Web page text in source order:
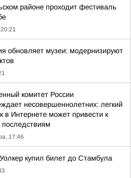
районе проходит фестиваль
обновляет музеи: модернизируют
комитет России
несовершеннолетних: легкий
в Интернете может привести к
17:46
купил билет до Стамбула